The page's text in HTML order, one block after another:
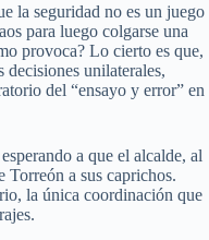
la seguridad no es un juego
para luego colgarse una
provoca? Lo cierto es que,
decisiones unilaterales,
del “ensayo y error” en
a que el alcalde, al
Torreón a sus caprichos.
la única coordinación que